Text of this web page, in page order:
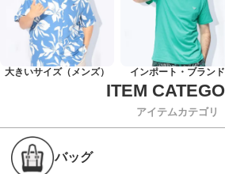
大きいサイズ（メンズ） インポート・ブランド
アイテムカテゴリ
バッグ